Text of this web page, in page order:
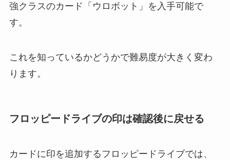
強クラスのカード「ウロボット」を入手可能で
す。
これを知っているかどうかで難易度が大きく変わ
ります。
フロッピードライブの印は確認後に戻せる
カードに印を追加するフロッピードライブでは、